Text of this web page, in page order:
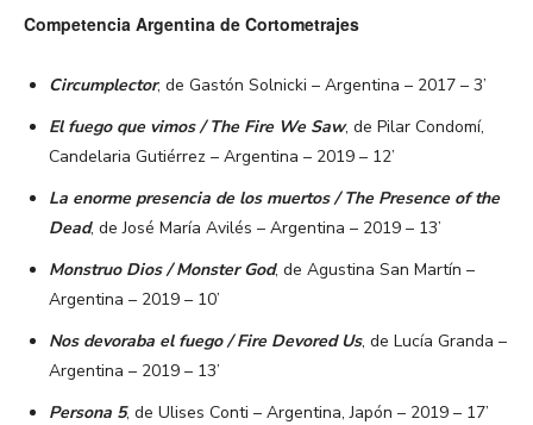
Competencia Argentina de Cortometrajes
Circumplector, de Gastón Solnicki – Argentina – 2017 – 3’
El fuego que vimos / The Fire We Saw, de Pilar Condomí,
Candelaria Gutiérrez – Argentina – 2019 – 12’
La enorme presencia de los muertos / The Presence of the
Dead, de José María Avilés – Argentina – 2019 – 13’
Monstruo Dios / Monster God, de Agustina San Martín –
Argentina – 2019 – 10’
Nos devoraba el fuego / Fire Devored Us, de Lucía Granda –
Argentina – 2019 – 13’
Persona 5, de Ulises Conti – Argentina, Japón – 2019 – 17’